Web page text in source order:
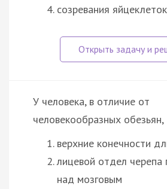
созревания яйцеклеток
У человека, в отличие от
человекообразных обезьян,
верхние конечности
лицевой отдел черепа
над мозговым